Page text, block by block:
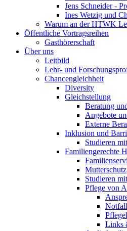
Jens Schneider -
Ines Wetzig und
Warum an der HTWK
Öffentliche Vortragsreihen
Gasthörerschaft
Über uns
Leitbild
Lehr- und
Chancengleichheit
Diversity
Gleichstellung
Beratung
Angebote
Externe
Inklusion und
Studieren
Familiengerechte
Mutterschutz
Studieren
Pflege von
Links